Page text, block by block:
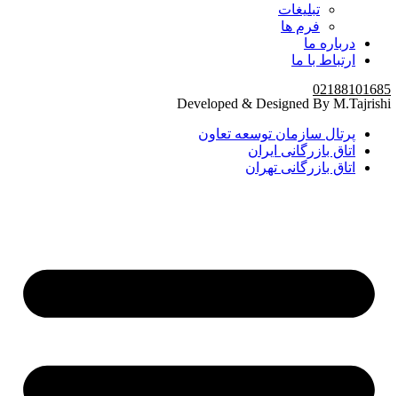
تبلیغات
فرم ها
درباره ما
ارتباط با ما
02188101685
Developed & Designed By M.Tajrishi
پرتال سازمان توسعه تعاون
اتاق بازرگانی ایران
اتاق بازرگانی تهران